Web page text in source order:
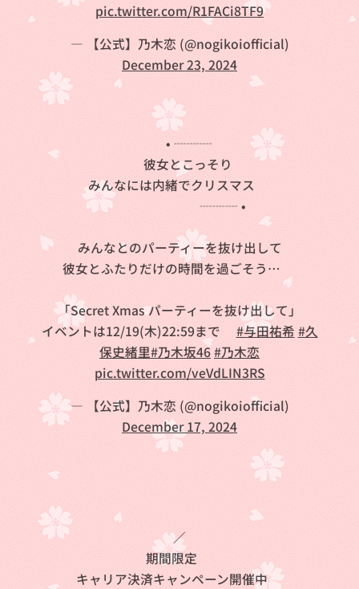
pic.twitter.com/R1FACi8TF9
— 【公式】乃木恋 (@nogikoiofficial)
December 23, 2024
🎄 • ┈┈┈
彼女とこっそり
みんなには内緒でクリスマス💖
┈┈┈ • ❄
みんなとのパーティーを抜け出して
彼女とふたりだけの時間を過ごそう…💞
「Secret Xmas パーティーを抜け出して」
イベントは12/19(木)22:59まで💨 #与田祐希 #久
保史緒里#乃木坂46#乃木恋
pic.twitter.com/veVdLIN3RS
— 【公式】乃木恋 (@nogikoiofficial)
December 17, 2024
／
期間限定❄
キャリア決済キャンペーン開催中💨